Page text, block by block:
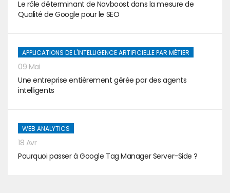
Le rôle déterminant de Navboost dans la mesure de
Qualité de Google pour le SEO
APPLICATIONS DE L'INTELLIGENCE ARTIFICIELLE PAR MÉTIER
09 Mai
Une entreprise entièrement gérée par des agents
intelligents
WEB ANALYTICS
18 Avr
Pourquoi passer à Google Tag Manager Server-Side ?